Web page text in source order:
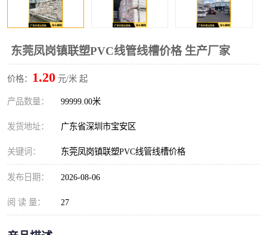
东莞凤岗镇联塑PVC线管线槽价格 生产厂家
价格： 1.20 元/米 起
产品数量： 99999.00米
发货地址： 广东省深圳市宝安区
关键词： 东莞凤岗镇联塑PVC线管线槽价格
发布日期： 2026-08-06
阅 读 量： 27